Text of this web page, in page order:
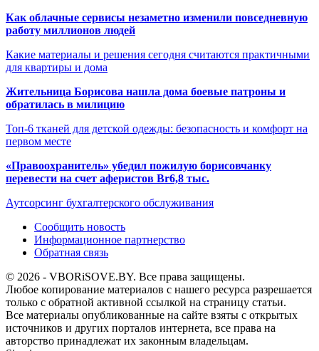
Как облачные сервисы незаметно изменили повседневную
работу миллионов людей
Какие материалы и решения сегодня считаются практичными
для квартиры и дома
Жительница Борисова нашла дома боевые патроны и
обратилась в милицию
Топ-6 тканей для детской одежды: безопасность и комфорт на
первом месте
«Правоохранитель» убедил пожилую борисовчанку
перевести на счет аферистов Br6,8 тыс.
Аутсорсинг бухгалтерского обслуживания
Сообщить новость
Информационное партнерство
Обратная связь
© 2026 - VBORiSOVE.BY. Все права защищены.
Любое копирование материалов с нашего ресурса разрешается
только с обратной активной ссылкой на страницу статьи.
Все материалы опубликованные на сайте взяты с открытых
источников и других порталов интернета, все права на
авторство принадлежат их законным владельцам.